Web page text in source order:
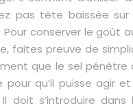
pas tête baissée sur
Pour conserver le goût
faites preuve de
que le sel pénètre
pour qu’il puisse agir
Il doit s’introduire